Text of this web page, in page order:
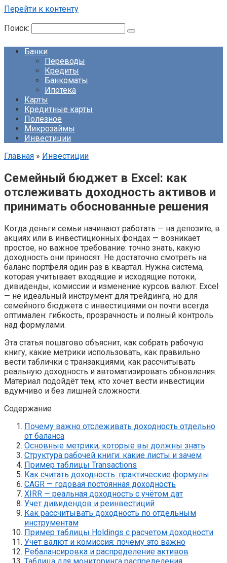
Перейти к контенту
Поиск:
Банки
Переводы
Кредиты
Банкоматы
Ипотека
Карты
Кредитные карты
Полезное
Микрозаймы
Инвестиции
Главная » Инвестиции
Семейный бюджет в Excel: как
отслеживать доходность активов и
принимать обоснованные решения
Когда деньги семьи начинают работать — на депозите, в
акциях или в инвестиционных фондах — возникает
простое, но важное требование: точно знать, какую
доходность они приносят. Не достаточно смотреть на
баланс портфеля один раз в квартал. Нужна система,
которая учитывает входящие и исходящие потоки,
дивиденды, комиссии и изменение курсов валют. Excel
— не идеальный инструмент для трейдинга, но для
семейного бюджета с инвестициями он почти всегда
оптимален: гибкость, прозрачность и полный контроль
над формулами.
Эта статья пошагово объяснит, как собрать рабочую
книгу, какие метрики использовать, как правильно
вести таблички с транзакциями, как рассчитывать
реальную доходность и автоматизировать обновления.
Материал подойдёт тем, кто хочет вести инвестиции
вдумчиво и без лишней сложности.
Содержание
Почему важно отслеживать доходность отдельно
от баланса
Основные метрики, которые вы должны знать
Структура рабочей книги: какие листы и зачем
Пример таблицы Transactions
Как считать доходность: практические формулы
CAGR — годовая постоянная доходность
XIRR — реальная доходность с учётом дат
Учет дивидендов и реинвестиций
Как рассчитывать доходность по отдельным
инструментам
Пример таблицы Holdings с расчетом доходности
Учет валют и комиссия: почему это важно
Ребалансировка и распределение активов